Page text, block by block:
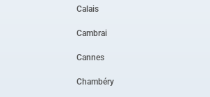
Calais
Cambrai
Cannes
Chambéry